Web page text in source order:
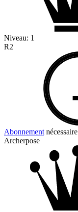
Niveau: 1
R2
Abonnement nécessaire
Archerpose